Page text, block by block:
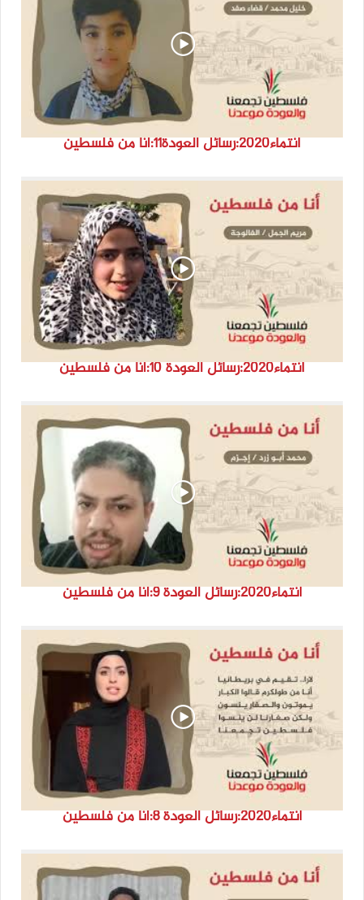
انتماء2020:رسائل العودة11:أنا من فلسطين
انتماء2020:رسائل العودة 10:أنا من فلسطين
انتماء2020:رسائل العودة 9:أنا من فلسطين
انتماء2020:رسائل العودة 8:أنا من فلسطين